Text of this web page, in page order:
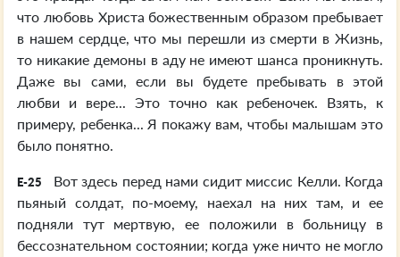
что любовь Христа божественным образом пребывает
в нашем сердце, что мы перешли из смерти в Жизнь,
то никакие демоны в аду не имеют шанса проникнуть.
Даже вы сами, если вы будете пребывать в этой
любви и вере... Это точно как ребеночек. Взять, к
примеру, ребенка... Я покажу вам, чтобы малышам это
было понятно.
E-25
Вот здесь перед нами сидит миссис Келли. Когда
пьяный солдат, по-моему, наехал на них там, и ее
подняли тут мертвую, ее положили в больницу в
бессознательном состоянии; когда уже ничто не могло